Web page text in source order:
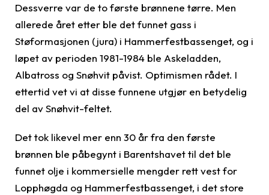
Dessverre var de to første brønnene tørre. Men
allerede året etter ble det funnet gass i
Støformasjonen (jura) i Hammerfestbassenget, og i
løpet av perioden 1981-1984 ble Askeladden,
Albatross og Snøhvit påvist. Optimismen rådet. I
ettertid vet vi at disse funnene utgjør en betydelig
del av Snøhvit-feltet.
Det tok likevel mer enn 30 år fra den første
brønnen ble påbegynt i Barentshavet til det ble
funnet olje i kommersielle mengder rett vest for
Lopphøgda og Hammerfestbassenget, i det store